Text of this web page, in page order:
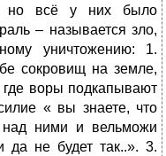
но всё у них было
– называется зло,
уничтожению: 1.
сокровищ на земле,
воры подкапывают
« вы знаете, что
над ними и вельможи
не будет так..». 3.